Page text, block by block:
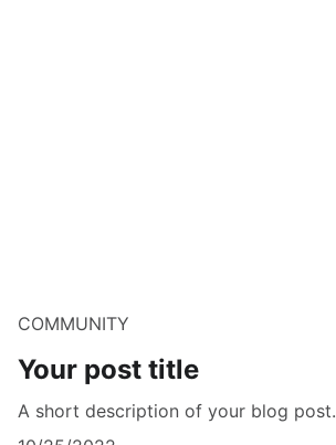
COMMUNITY
Your post title
A short description of your blog post.